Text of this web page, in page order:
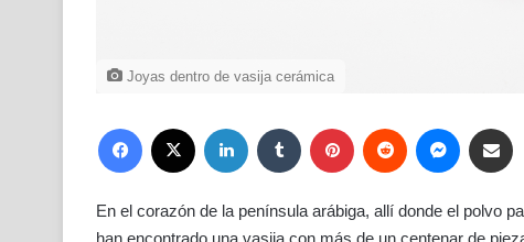
Joyas dentro de vasija cerámica
Facebook LinkedIn Tumblr Pinterest Reddit Messenger
En el corazón de la península arábiga, allí donde el polvo